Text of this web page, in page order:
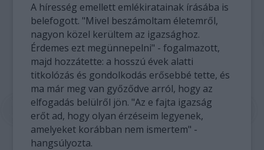
A híresség emellett emlékiratainak írásába is
belefogott. "Mivel beszámoltam életemről,
nagyon közel kerültem az igazsághoz.
Érdemes ezt megünnepelni" - fogalmazott,
majd hozzátette: a hosszú évek alatti
titkolózás és gondolkodás erősebbé tette, és
ma már meg van győződve arról, hogy az
elfogadás belülről jön. "Az e fajta igazság
erőt ad, hogy olyan érzéseim legyenek,
amelyeket korábban nem ismertem" -
hangsúlyozta.